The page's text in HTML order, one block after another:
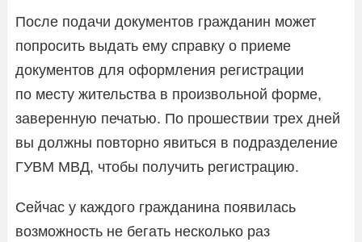
После подачи документов гражданин может
попросить выдать ему справку о приеме
документов для оформления регистрации
по месту жительства в произвольной форме,
заверенную печатью. По прошествии трех дней
вы должны повторно явиться в подразделение
ГУВМ МВД, чтобы получить регистрацию.
Сейчас у каждого гражданина появилась
возможность не бегать несколько раз